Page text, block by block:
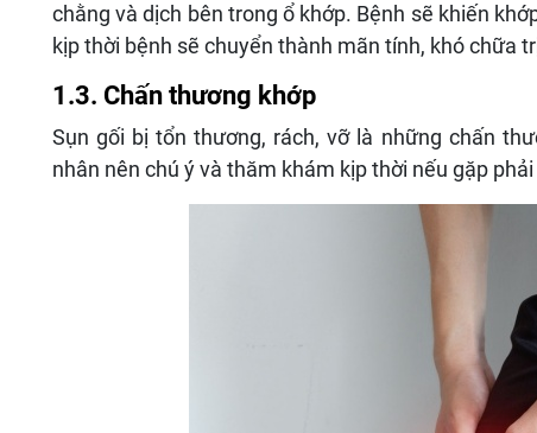
chằng và dịch bên trong ổ khớp. Bệnh sẽ khiến
kịp thời bệnh sẽ chuyển thành mãn tính, khó chữa
1.3. Chấn thương khớp
Sụn gối bị tổn thương, rách, vỡ là những chấn
nhân nên chú ý và thăm khám kịp thời nếu gặp